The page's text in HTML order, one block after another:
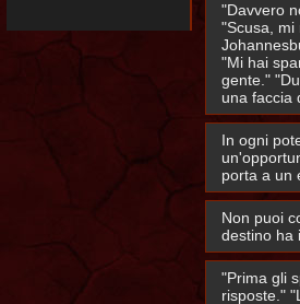
"Davvero
"Scusa, mi
"Mi hai
gente."
una faccia
In ogni
porta a un
Non puoi
destino ha
"Prima gli
risposte."